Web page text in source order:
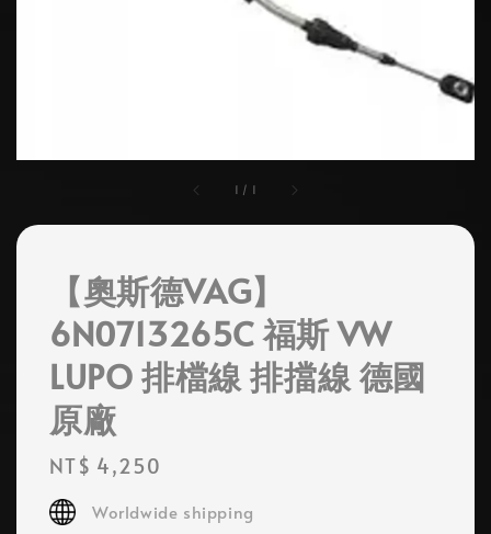
1 / 1
【奧斯德VAG】
6N0713265C 福斯 VW
LUPO 排檔線 排擋線 德國
原廠
Regular
price
NT$ 4,250
Worldwide shipping